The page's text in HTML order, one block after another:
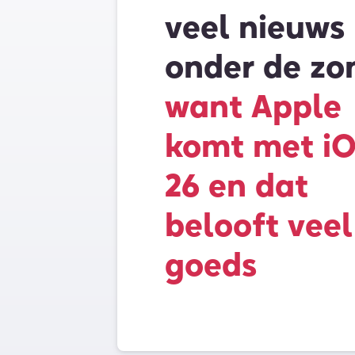
veel nieuws
onder de
want Apple
komt met
26 en dat
belooft veel
goeds